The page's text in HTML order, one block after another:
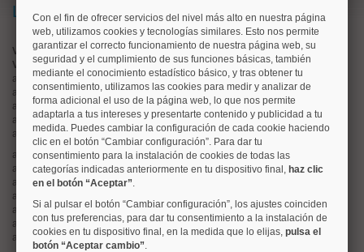
Lo más buscado
Valorar vivienda online
Vender piso
alquiler de pisos encentro
alquiler de pisos enchamartín
alquiler de pisos en chamberí
alquiler de pisos enciudad lineal
alquiler de pisos enmoncloa
alquiler de pisos en salamanca
alquiler de pisos entetuán
alquiler de pisos enrios rosas
alquiler de pisos en
alquiler de pisos encuatro caminos
alquiler de pisos enel viso
alquiler de pisos enretiro
Con el fin de ofrecer servicios del nivel más alto en nuestra página
web, utilizamos cookies y tecnologías similares. Esto nos permite
garantizar el correcto funcionamiento de nuestra página web, su
seguridad y el cumplimiento de sus funciones básicas, también
mediante el conocimiento estadístico básico, y tras obtener tu
consentimiento, utilizamos las cookies para medir y analizar de
forma adicional el uso de la página web, lo que nos permite
adaptarla a tus intereses y presentarte contenido y publicidad a tu
medida. Puedes cambiar la configuración de cada cookie haciendo
clic en el botón “Cambiar configuración”. Para dar tu
consentimiento para la instalación de cookies de todas las
categorías indicadas anteriormente en tu dispositivo final, haz clic
en el botón “Aceptar”.
Si al pulsar el botón “Cambiar configuración”, los ajustes coinciden
con tus preferencias, para dar tu consentimiento a la instalación de
cookies en tu dispositivo final, en la medida que lo elijas, pulsa el
botón “Aceptar cambio”.